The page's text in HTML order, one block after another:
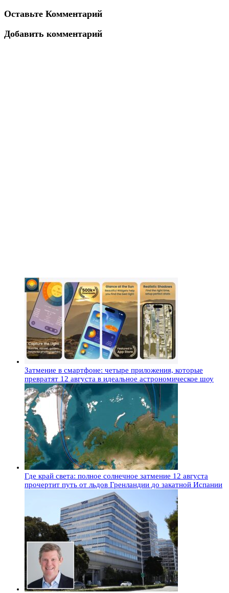
Оставьте Комментарий
Добавить комментарий
Затмение в смартфоне: четыре приложения, которые
превратят 12 августа в идеальное астрономическое шоу
Где край света: полное солнечное затмение 12 августа
прочертит путь от льдов Гренландии до закатной Испании